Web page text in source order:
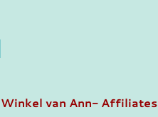
Winkel van Ann- Affiliates